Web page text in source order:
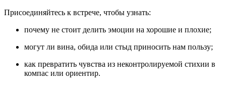
Присоединяйтесь к встрече, чтобы узнать:
почему не стоит делить эмоции на хорошие и плохие;
могут ли вина, обида или стыд приносить нам пользу;
как превратить чувства из неконтролируемой стихии в
компас или ориентир.